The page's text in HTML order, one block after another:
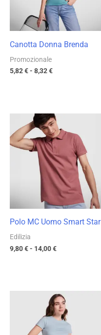
Canotta Donna Brenda
Promozionale
5,82€- 8,32€
Polo MC Uomo Smart Star
Edilizia
9,80€- 14,00€
Fascia
di
prezzo:
9,80 €
a
14,00 €
Fascia
di
prezzo:
da